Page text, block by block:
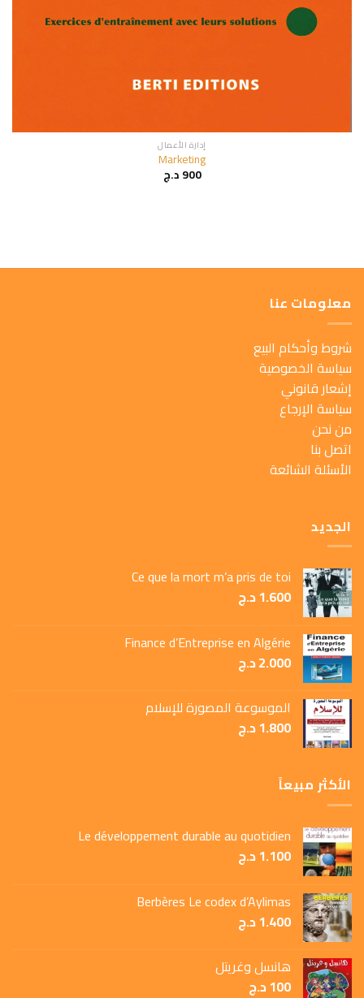
إدارة الأعمال
Marketing
900د.ج
معلومات عنا
شروط وأحكام البيع
سياسة الخصوصية
إشعار قانوني
سياسة الإرجاع
من نحن
اتصل بنا
الأسئلة الشائعة
الجديد
Ce que la mort m’a pris de toi
1.600د.ج
Finance d’Entreprise en Algérie
2.000د.ج
الموسوعة المصورة للإسلام
1.800د.ج
الأكثر مبيعاً
Le développement durable au quotidien
1.100د.ج
Berbères Le codex d’Aylimas
1.400د.ج
هانسل وغريتل
100د.ج